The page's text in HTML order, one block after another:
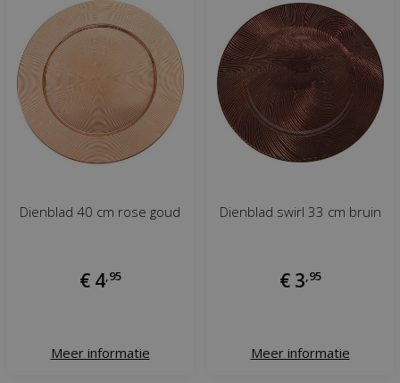
Dienblad 40 cm rose goud
€ 4 95
Meer informatie
Dienblad swirl 33 cm bruin
€ 3 95
Meer informatie